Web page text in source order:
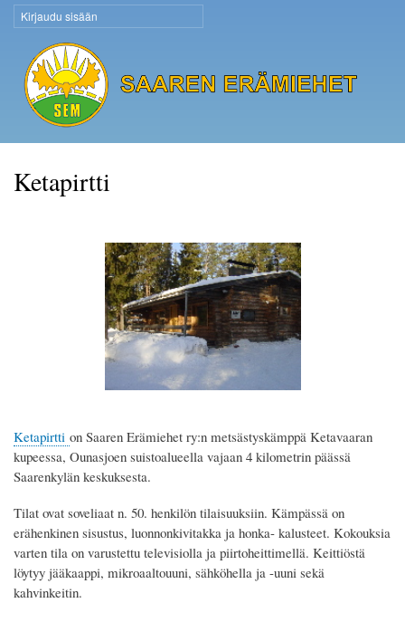
Hyppää
pääsisältöön
Käyttäjävalikko
Kirjaudu sisään
Saaren Erämiehet
Ketapirtti
Ketapirtti on Saaren Erämiehet ry:n metsästyskämppä Ketavaaran
kupeessa, Ounasjoen suistoalueella vajaan 4 kilometrin päässä
Saarenkylän keskuksesta.
Tilat ovat soveliaat n. 50. henkilön tilaisuuksiin. Kämpässä on
erähenkinen sisustus, luonnonkivitakka ja honka- kalusteet. Kokouksia
varten tila on varustettu televisiolla ja piirtoheittimellä. Keittiöstä
löytyy jääkaappi, mikroaaltouuni, sähköhella ja -uuni sekä
kahvinkeitin.